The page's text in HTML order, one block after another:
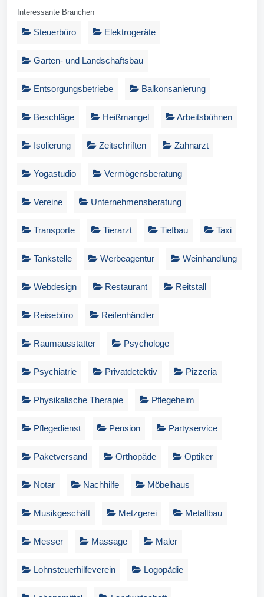
Interessante Branchen
Steuerbüro Elektrogeräte
Garten- und Landschaftsbau
Entsorgungsbetriebe Balkonsanierung
Beschläge Heißmangel Arbeitsbühnen
Isolierung Zeitschriften Zahnarzt
Yogastudio Vermögensberatung
Vereine Unternehmensberatung
Transporte Tierarzt Tiefbau Taxi
Tankstelle Werbeagentur Weinhandlung
Webdesign Restaurant Reitstall
Reisebüro Reifenhändler
Raumausstatter Psychologe
Psychiatrie Privatdetektiv Pizzeria
Physikalische Therapie Pflegeheim
Pflegedienst Pension Partyservice
Paketversand Orthopäde Optiker
Notar Nachhilfe Möbelhaus
Musikgeschäft Metzgerei Metallbau
Messer Massage Maler
Lohnsteuerhilfeverein Logopädie